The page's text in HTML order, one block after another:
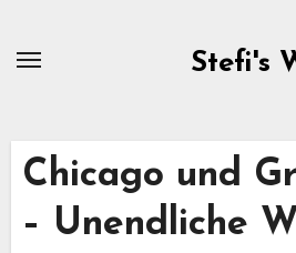
Stefi's
Chicago und
– Unendliche